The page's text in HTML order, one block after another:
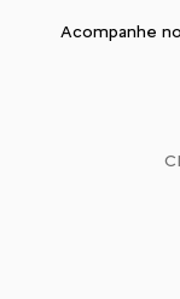
Acompanhe